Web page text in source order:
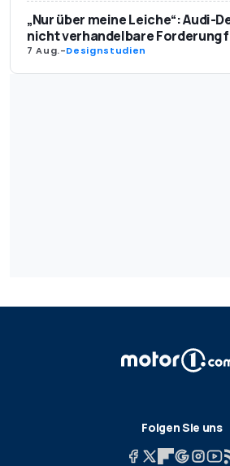
„Nur über meine Leiche“: Audi-
nicht verhandelbare Forderung
7 Aug.-Designstudien
Folgen Sie uns